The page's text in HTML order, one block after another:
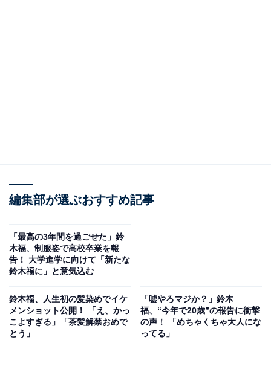
編集部が選ぶおすすめ記事
「最高の3年間を過ごせた」鈴
木福、制服姿で高校卒業を報
告！ 大学進学に向けて「新たな
鈴木福に」と意気込む
鈴木福、人生初の髪染めでイケ
メンショット公開！ 「え、かっ
こよすぎる」「茶髪解禁おめで
とう」
「嘘やろマジか？」鈴木
福、“今年で20歳”の報告に衝撃
の声！ 「めちゃくちゃ大人にな
ってる」